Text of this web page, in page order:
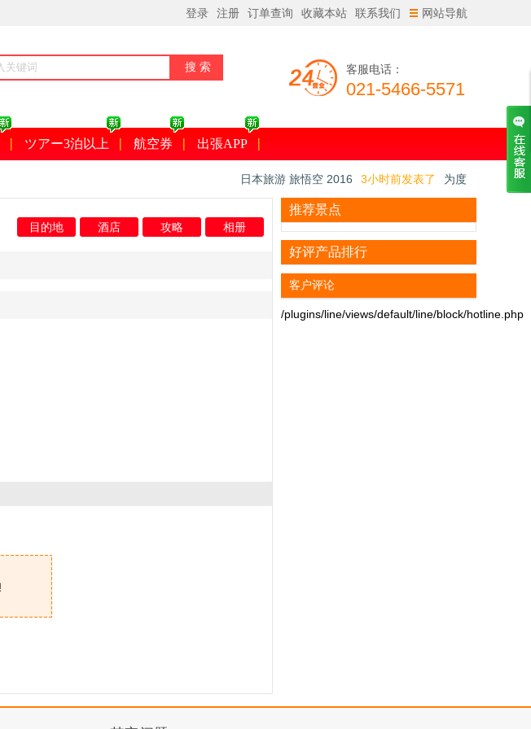
登录 注册 订单查询 收藏本站 联系我们 网站导航
客服电话：
021-5466-5571
ツアー3泊以上 航空券 出張APP
日本旅游 旅悟空 2016 3小时前发表了
为度
假初访日本？体味古都在京郊
2小时前预订了
田机场 - 东京市内单程接机/送机(TEST)
日本旅游 旅悟空 2016
日本做的豪华品！全国的『看樱花露天』的温
泉旅馆7选
日本旅游 旅悟空 2016 1小时前发表了
樱花最新资讯2016
目的地 酒店 攻略 相册
推荐景点
好评产品排行
客户评论
/plugins/line/views/default/line/block/hotline.php